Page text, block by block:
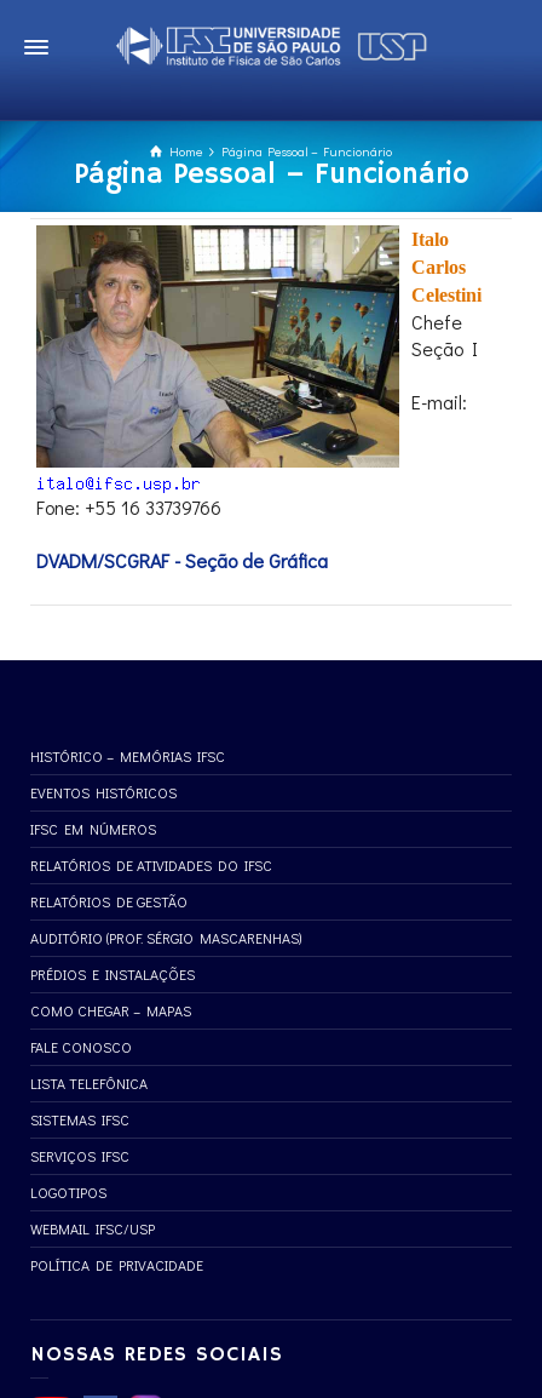
Home Página Pessoal – Funcionário
Página Pessoal – Funcionário
Italo
Carlos
Celestini
Chefe
Seção I
E-mail:
Fone: +55 16 33739766
DVADM/SCGRAF - Seção de Gráfica
HISTÓRICO – MEMÓRIAS IFSC
EVENTOS HISTÓRICOS
IFSC EM NÚMEROS
RELATÓRIOS DE ATIVIDADES DO IFSC
RELATÓRIOS DE GESTÃO
AUDITÓRIO (PROF. SÉRGIO MASCARENHAS)
PRÉDIOS E INSTALAÇÕES
COMO CHEGAR – MAPAS
FALE CONOSCO
LISTA TELEFÔNICA
SISTEMAS IFSC
SERVIÇOS IFSC
LOGOTIPOS
WEBMAIL IFSC/USP
POLÍTICA DE PRIVACIDADE
NOSSAS REDES SOCIAIS